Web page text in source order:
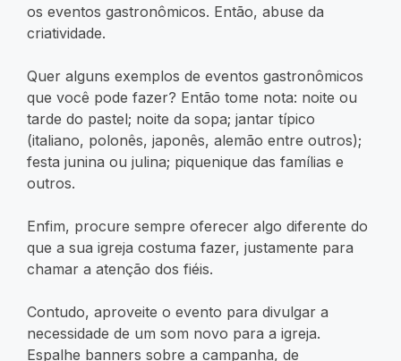
os eventos gastronômicos. Então, abuse da
criatividade.
Quer alguns exemplos de eventos gastronômicos
que você pode fazer? Então tome nota: noite ou
tarde do pastel; noite da sopa; jantar típico
(italiano, polonês, japonês, alemão entre outros);
festa junina ou julina; piquenique das famílias e
outros.
Enfim, procure sempre oferecer algo diferente do
que a sua igreja costuma fazer, justamente para
chamar a atenção dos fiéis.
Contudo, aproveite o evento para divulgar a
necessidade de um som novo para a igreja.
Espalhe banners sobre a campanha, de